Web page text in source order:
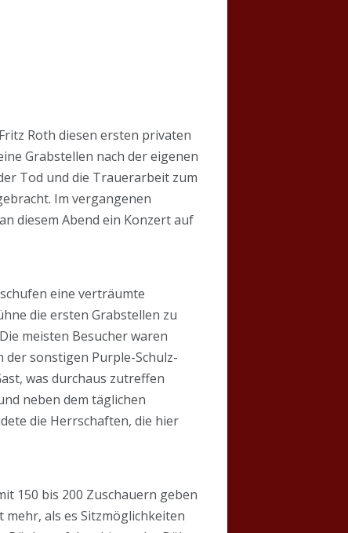
Roth diesen ersten privaten
Grabstellen nach der eigenen
Tod und die Trauerarbeit zum
Im vergangenen
diesem Abend ein Konzert auf
eine verträumte
die ersten Grabstellen zu
meisten Besucher waren
sonstigen Purple-Schulz-
was durchaus zutreffen
neben dem täglichen
die Herrschaften, die hier
150 bis 200 Zuschauern geben
mehr, als es Sitzmöglichkeiten